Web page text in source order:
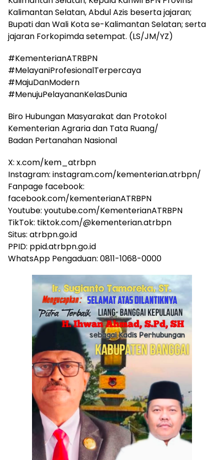
Kalimantan Selatan, Abdul Azis beserta jajaran;
Bupati dan Wali Kota se-Kalimantan Selatan; serta
jajaran Forkopimda setempat. (LS/JM/YZ)
#KementerianATRBPN
#MelayaniProfesionalTerpercaya
#MajuDanModern
#MenujuPelayananKelasDunia
Biro Hubungan Masyarakat dan Protokol
Kementerian Agraria dan Tata Ruang/
Badan Pertanahan Nasional
X: x.com/kem_atrbpn
Instagram: instagram.com/kementerian.atrbpn/
Fanpage facebook:
facebook.com/kementerianATRBPN
Youtube: youtube.com/KementerianATRBPN
TikTok: tiktok.com/@kementerian.atrbpn
Situs: atrbpn.go.id
PPID: ppid.atrbpn.go.id
WhatsApp Pengaduan: 0811-1068-0000